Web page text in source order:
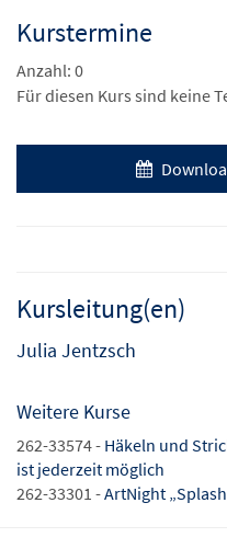
Kurstermine
Anzahl: 0
Für diesen Kurs sind keine
Kursleitung(en)
Julia Jentzsch
Weitere Kurse
262-33574 - Häkeln und
ist jederzeit möglich
262-33301 -ArtNight